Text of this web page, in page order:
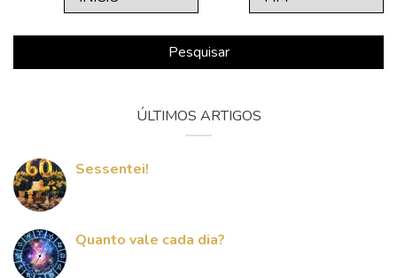
Pesquisar
ÚLTIMOS ARTIGOS
Sessentei!
Quanto vale cada dia?